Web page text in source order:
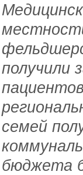
получили
семей
бюджета